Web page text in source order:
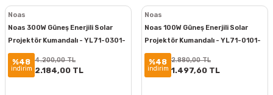
Noas
Noas 300W Güneş Enerjili Solar
Projektör Kumandalı - YL71-0301-
S
%48
indirim
4.200,00 TL
2.184,00 TL
Noas
Noas 100W Güneş Enerjili Solar
Projektör Kumandalı - YL71-0101-
S
%48
indirim
2.880,00 TL
1.497,60 TL